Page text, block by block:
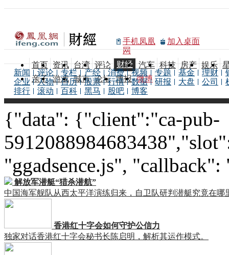
手机凤凰
网
加入桌面
首页 资讯 台湾 评论 财经 汽车 科技 房产 娱乐
亲子 游戏 城市 论坛 博报 微博
新闻 评论 专栏 产经 消费 视频 专题 基金 理财
企业
人物 日历 股票 行情 数据 研报 大盘 公司
排行
滚动 百科 黑马 股吧 博客
{"data": {"client":"ca-pub-
"ggadsence.js", "callback":
解放军潜艇“猎杀潜航”
中国海军舰队从西太平洋演练归来，自卫队研判潜艇究竟在哪
香港红十字会如何守护公信力
独家对话香港红十字会秘书长陈启明，解析其运作模式。